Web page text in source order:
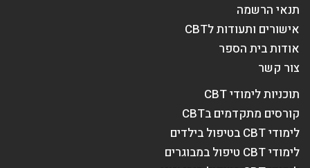
תנאי הרשמה
אישורים ותעודות לCBT
אודות בית הספר
צור קשר
תוכניות לימודי CBT
קורסים מתקדמים בCBT
לימודי CBT בטיפול בילדים
לימודי CBT טיפול במבוגרים